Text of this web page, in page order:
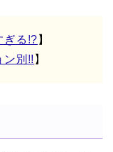
ぎる!? 】
ン別!! 】